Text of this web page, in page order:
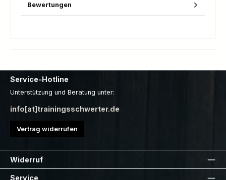
Bewertungen
Service-Hotline
Unterstützung und Beratung unter:
info[at]trainingsschwerter.de
Vertrag widerrufen
Widerruf
Service